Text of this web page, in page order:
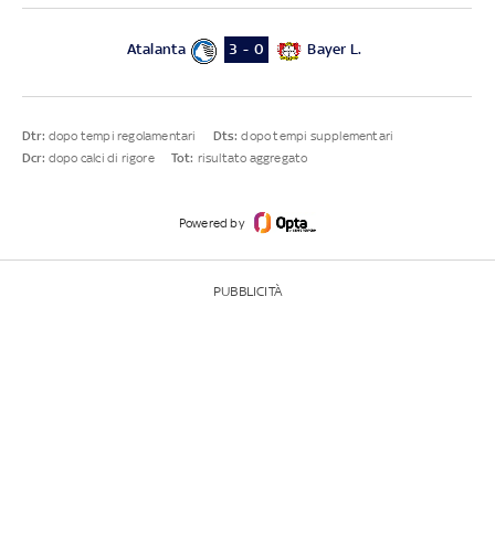
Atalanta 3 - 0 Bayer L.
Dtr: dopo tempi regolamentari Dts: dopo tempi supplementari
Dcr: dopo calci di rigore Tot: risultato aggregato
Powered by
PUBBLICITÀ